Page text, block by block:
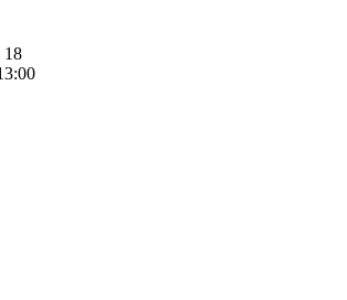
18